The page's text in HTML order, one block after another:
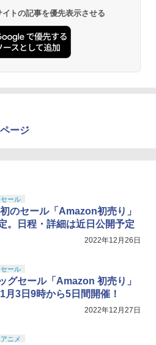
トの記事を優先表示させる
ージ
セール
のセール「Amazon初売り」
。日程・詳細は近日公開予定
2022年12月26日
セール
グセール「Amazon 初売り」
月3日9時から5日間開催！
2022年12月27日
アニメ